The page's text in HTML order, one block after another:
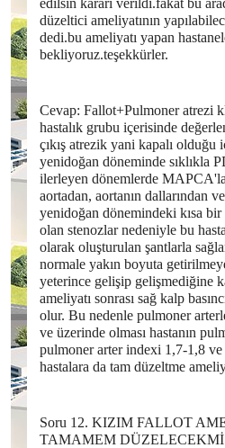
edilsin kararı verildi.fakat bu
düzeltici ameliyatının
dedi.bu ameliyatı yapan
bekliyoruz.teşekkürler.
Cevap: Fallot+Pulmoner atrezi
hastalık grubu içerisinde
çıkış atrezik yani kapalı
yenidoğan döneminde sıklıkla
ilerleyen dönemlerde
aortadan, aortanın dallarından
yenidoğan dönemindeki kısa
olan stenozlar nedeniyle bu
olarak oluşturulan şantlarla
normale yakın boyuta
yeterince gelişip gelişmediğine
ameliyatı sonrası sağ kalp
olur. Bu nedenle pulmoner
ve üzerinde olması hastanın
pulmoner arter indexi 1,7-1,8
hastalara da tam düzeltme
Soru 12. KIZIM FALLOT
TAMAMEM DÜZELECEKMİ